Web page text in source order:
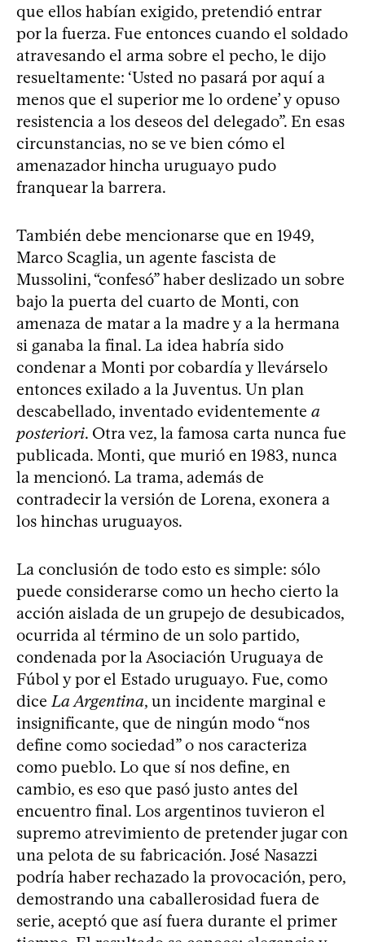
que ellos habían exigido, pretendió entrar
por la fuerza. Fue entonces cuando el soldado
atravesando el arma sobre el pecho, le dijo
resueltamente: ‘Usted no pasará por aquí a
menos que el superior me lo ordene’ y opuso
resistencia a los deseos del delegado”. En esas
circunstancias, no se ve bien cómo el
amenazador hincha uruguayo pudo
franquear la barrera.
También debe mencionarse que en 1949,
Marco Scaglia, un agente fascista de
Mussolini, “confesó” haber deslizado un sobre
bajo la puerta del cuarto de Monti, con
amenaza de matar a la madre y a la hermana
si ganaba la final. La idea habría sido
condenar a Monti por cobardía y llevárselo
entonces exilado a la Juventus. Un plan
descabellado, inventado evidentemente a
posteriori. Otra vez, la famosa carta nunca fue
publicada. Monti, que murió en 1983, nunca
la mencionó. La trama, además de
contradecir la versión de Lorena, exonera a
los hinchas uruguayos.
La conclusión de todo esto es simple: sólo
puede considerarse como un hecho cierto la
acción aislada de un grupejo de desubicados,
ocurrida al término de un solo partido,
condenada por la Asociación Uruguaya de
Fúbol y por el Estado uruguayo. Fue, como
diceLa Argentina, un incidente marginal e
insignificante, que de ningún modo “nos
define como sociedad” o nos caracteriza
como pueblo. Lo que sí nos define, en
cambio, es eso que pasó justo antes del
encuentro final. Los argentinos tuvieron el
supremo atrevimiento de pretender jugar con
una pelota de su fabricación. José Nasazzi
podría haber rechazado la provocación, pero,
demostrando una caballerosidad fuera de
serie, aceptó que así fuera durante el primer